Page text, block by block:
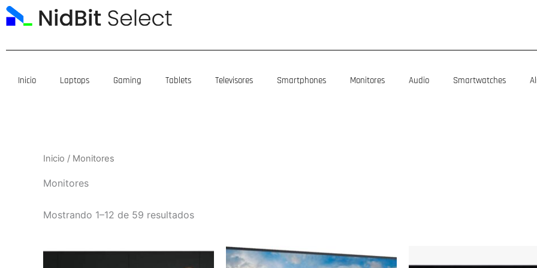
al
Inicio Laptops Gaming Tablets Televisores Smartphones Monitores Audio Smartwatches
Inicio / Monitores
Monitores
Mostrando 1–12 de 59 resultados